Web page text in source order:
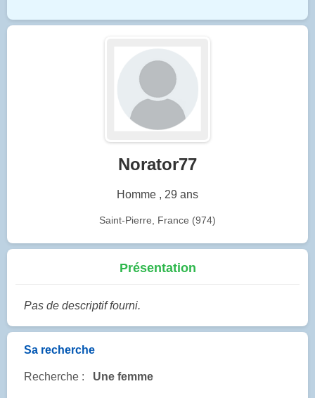
Norator77
Homme , 29 ans
Saint-Pierre, France (974)
Présentation
Pas de descriptif fourni.
Sa recherche
Recherche : Une femme